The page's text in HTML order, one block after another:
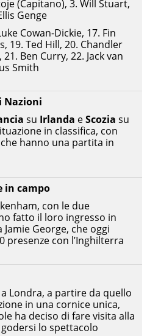
Londra, a partire da quello
in una cornice unica,
ha deciso di fare visita alla
lo spettacolo
in campo
con le due
fatto il loro ingresso in
George, che oggi
presenze con l’Inghilterra
Nazioni
su Irlanda eScozia su
in classifica, con
che hanno una partita in
(Capitano), 3. Will Stuart,
Genge
Cowan-Dickie, 17. Fin
, 19. Ted Hill, 20. Chandler
, 21. Ben Curry, 22. Jack van
Smith